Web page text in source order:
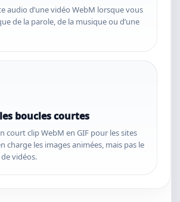
audio d’une vidéo WebM lorsque vous
de la parole, de la musique ou d’une
boucles courtes
court clip WebM en GIF pour les sites
charge les images animées, mais pas le
vidéos.